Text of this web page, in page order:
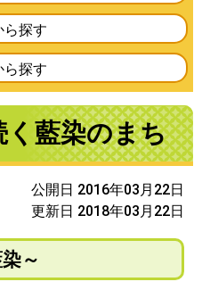
ら探す
ら探す
く藍染のまち
公開日 2016年03月22日
更新日 2018年03月22日
～